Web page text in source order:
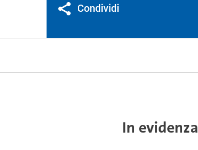
Condividi
In evidenza